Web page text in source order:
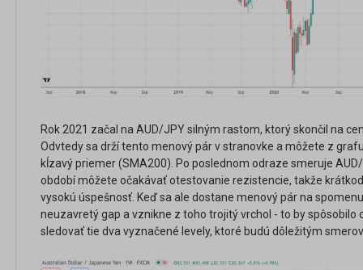
Rok 2021 začal na AUD/JPY silným rastom, ktorý skončil na
Odvtedy sa drží tento menový pár v stranovke a môžete z
kĺzavý priemer (SMA200). Po poslednom odraze smeruje
období môžete očakávať otestovanie rezistencie, takže
vysokú úspešnosť. Keď sa ale dostane menový pár na
neuzavretý gap a vznikne z toho trojitý vrchol - to by spôsobilo
sledovať tie dva vyznačené levely, ktoré budú dôležitým